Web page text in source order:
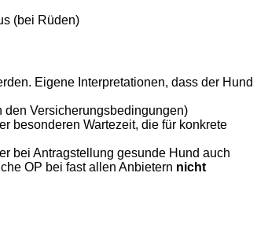
(bei Rüden)
Eigene Interpretationen, dass der Hund
den Versicherungsbedingungen)
besonderen Wartezeit, die für konkrete
bei Antragstellung gesunde Hund auch
OP bei fast allen Anbietern nicht